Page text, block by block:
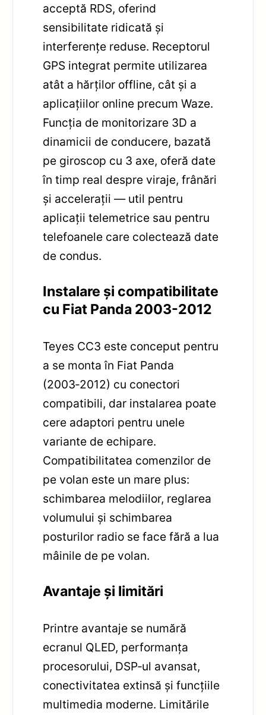
acceptă RDS, oferind
sensibilitate ridicată și
interferențe reduse. Receptorul
GPS integrat permite utilizarea
atât a hărților offline, cât și a
aplicațiilor online precum Waze.
Funcția de monitorizare 3D a
dinamicii de conducere, bazată
pe giroscop cu 3 axe, oferă date
în timp real despre viraje, frânări
și accelerații — util pentru
aplicații telemetrice sau pentru
telefoanele care colectează date
de condus.
Instalare și compatibilitate
cu Fiat Panda 2003-2012
Teyes CC3 este conceput pentru
a se monta în Fiat Panda
(2003‑2012) cu conectori
compatibili, dar instalarea poate
cere adaptori pentru unele
variante de echipare.
Compatibilitatea comenzilor de
pe volan este un mare plus:
schimbarea melodiilor, reglarea
volumului și schimbarea
posturilor radio se face fără a lua
mâinile de pe volan.
Avantaje și limitări
Printre avantaje se numără
ecranul QLED, performanța
procesorului, DSP‑ul avansat,
conectivitatea extinsă și funcțiile
multimedia moderne. Limitările